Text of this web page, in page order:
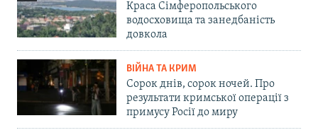
Краса Сімферопольського
водосховища та занедбаність
довкола
ВІЙНА ТА КРИМ
Сорок днів, сорок ночей. Про
результати кримської операції з
примусу Росії до миру